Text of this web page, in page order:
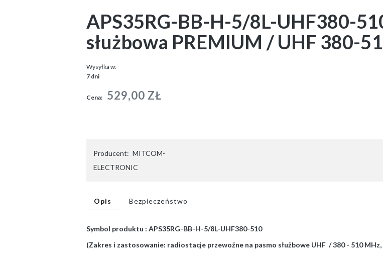
APS35RG-BB-H-5/8L-UHF380-
służbowa PREMIUM / UHF 380-
Wysyłka w:
7 dni
Cena: 529,00 ZŁ
Producent: MITCOM-
ELECTRONIC
Opis Bezpieczeństwo
Symbol produktu : APS35RG-BB-H-5/8L-UHF380-510
(Zakres i zastosowanie: radiostacje przewoźne na pasmo służbowe UHF / 380 - 510